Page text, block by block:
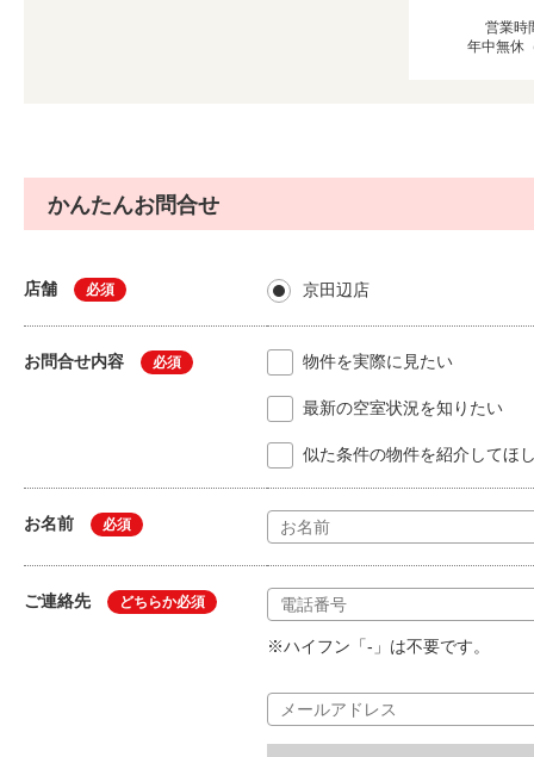
営業時
年中無休
かんたんお問合せ
店舗 必須 京田辺店
お問合せ内容 必須 物件を実際に見たい
最新の空室状況を知りたい
似た条件の物件を紹介してほ
お名前 必須
ご連絡先 どちらか必須
※ハイフン「-」は不要です。